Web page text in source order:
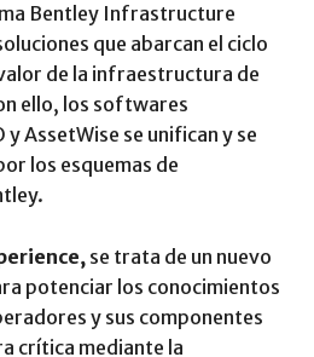
Bentley Infrastructure
que abarcan el ciclo
de la infraestructura de
ello, los softwares
y AssetWise se unifican y se
los esquemas de
se trata de un nuevo
potenciar los conocimientos
y sus componentes
crítica mediante la